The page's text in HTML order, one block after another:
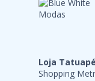
Loja Tatuapé
Shopping